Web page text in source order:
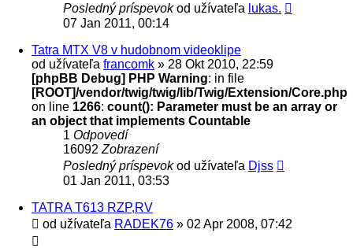
Posledný príspevokod užívateľa lukas.
07 Jan 2011, 00:14
Tatra MTX V8 v hudobnom videoklipe
od užívateľa francomk » 28 Okt 2010, 22:59
[phpBB Debug] PHP Warning: in file
[ROOT]/vendor/twig/twig/lib/Twig/Extension/Core.php
on line 1266: count(): Parameter must be an array or
an object that implements Countable
1 Odpovedí
16092 Zobrazení
Posledný príspevokod užívateľa Djss
01 Jan 2011, 03:53
TATRA T613 RZP,RV
od užívateľa RADEK76 » 02 Apr 2008, 07:42